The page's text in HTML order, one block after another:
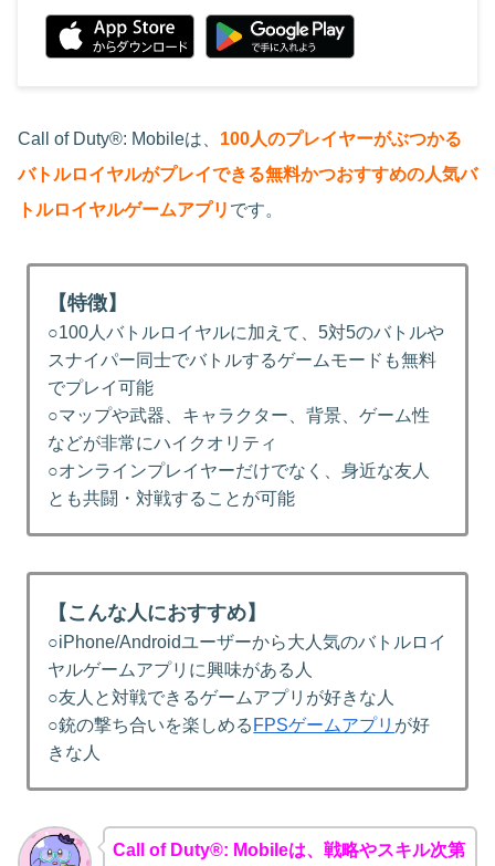
Call of Duty®: Mobileは、 100人のプレイヤーがぶつかる
バトルロイヤルがプレイできる無料かつおすすめの人気バ
トルロイヤルゲームアプリ です。
【特徴】
○100人バトルロイヤルに加えて、5対5のバトルや
スナイパー同士でバトルするゲームモードも無料
でプレイ可能
○マップや武器、キャラクター、背景、ゲーム性
などが非常にハイクオリティ
○オンラインプレイヤーだけでなく、身近な友人
とも共闘・対戦することが可能
【こんな人におすすめ】
○iPhone/Androidユーザーから大人気のバトルロイ
ヤルゲームアプリに興味がある人
○友人と対戦できるゲームアプリが好きな人
○銃の撃ち合いを楽しめる FPSゲームアプリ が好
きな人
Call of Duty®: Mobileは、戦略やスキル次第